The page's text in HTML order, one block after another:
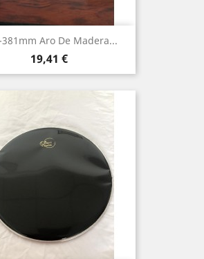
Aro De Madera...
Precio
19,41 €